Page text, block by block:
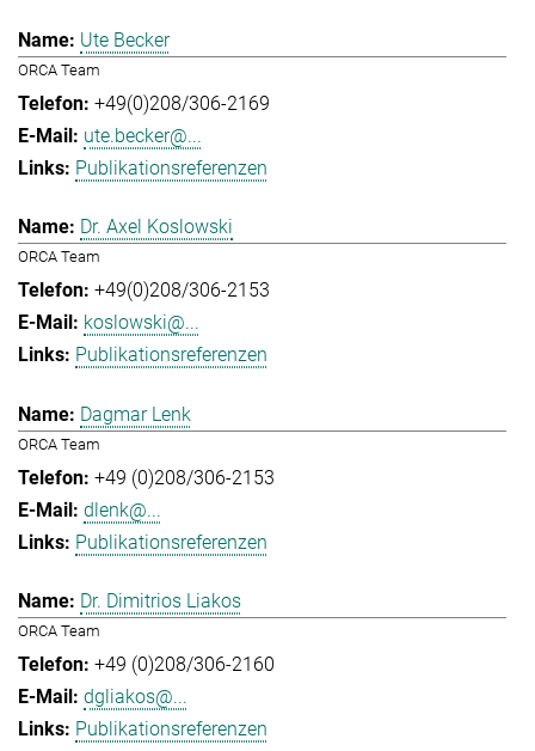
Ute Becker
ORCA Team
+49(0)208/306-2169
ute.becker@...
Publikationsreferenzen
Dr. Axel Koslowski
ORCA Team
+49(0)208/306-2153
koslowski@...
Publikationsreferenzen
Dagmar Lenk
ORCA Team
+49 (0)208/306-2153
dlenk@...
Publikationsreferenzen
Dr. Dimitrios Liakos
ORCA Team
+49 (0)208/306-2160
dgliakos@...
Publikationsreferenzen